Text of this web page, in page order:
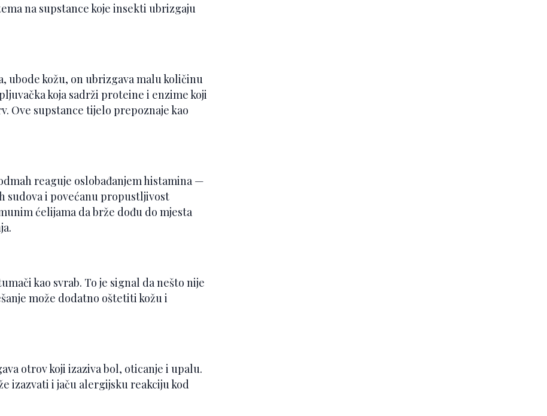
na supstance koje insekti ubrizgaju
ubode kožu, on ubrizgava malu količinu
koja sadrži proteine i enzime koji
Ove supstance tijelo prepoznaje kao
reaguje oslobađanjem histamina —
sudova i povećanu propustljivost
ćelijama da brže dođu do mjesta
kao svrab. To je signal da nešto nije
može dodatno oštetiti kožu i
otrov koji izaziva bol, oticanje i upalu.
izazvati i jaču alergijsku reakciju kod